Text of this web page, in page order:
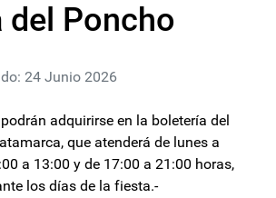
del Poncho
24 Junio 2026
adquirirse en la boletería del
que atenderá de lunes a
a 13:00 y de 17:00 a 21:00 horas,
los días de la fiesta.-